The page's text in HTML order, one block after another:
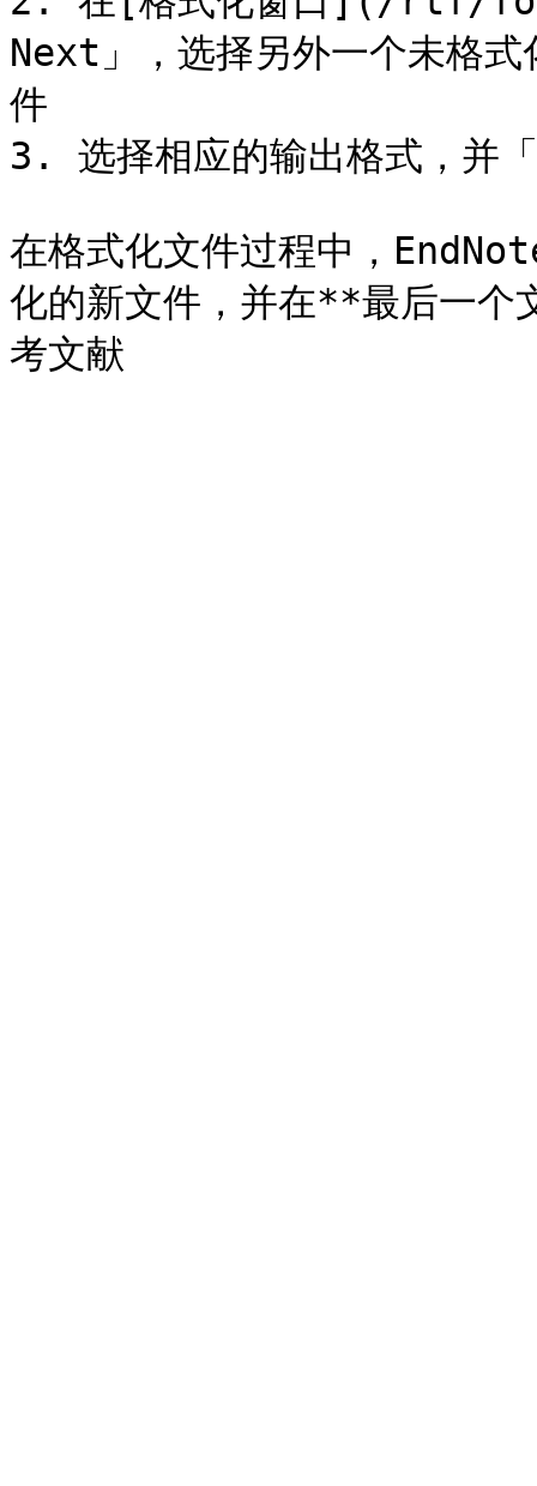
Next」，选择另外一个未格
件
3. 选择相应的输出格式，并
在格式化文件过程中，
化的新文件，并在**最后一个